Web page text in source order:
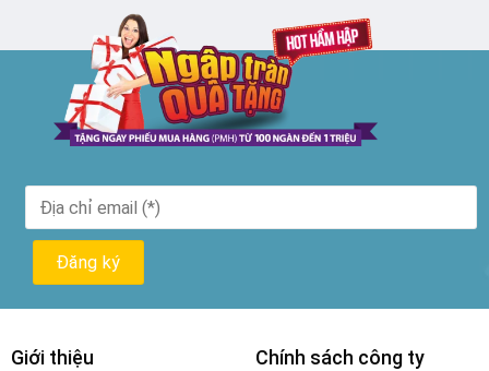
Giới thiệu Chính sách công ty